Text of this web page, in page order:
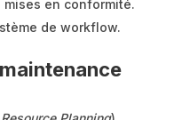
en conformité.
de workflow.